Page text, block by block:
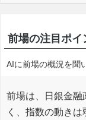
前場の注目ポイ
AIに前場の概況を聞
前場は、日銀金融
く、指数の動き